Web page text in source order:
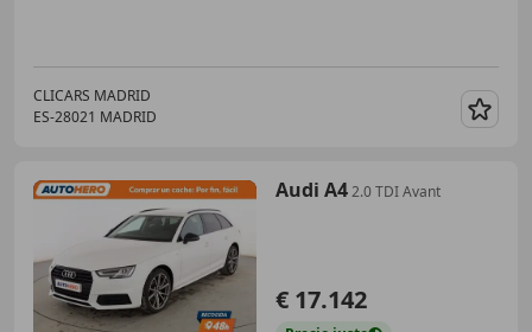
CLICARS MADRID
ES-28021 MADRID
Audi A42.0 TDI Avant
€ 17.142